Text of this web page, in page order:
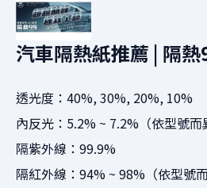
汽車隔熱紙推薦 | 隔熱
透光度：40%, 30%, 20%, 10%
內反光：5.2% ~ 7.2%（依型號而
隔紫外線：99.9%
隔紅外線：94% ~ 98%（依型號